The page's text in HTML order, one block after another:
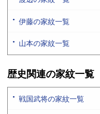
伊藤の家紋一覧
山本の家紋一覧
歴史関連の家紋一覧
戦国武将の家紋一覧